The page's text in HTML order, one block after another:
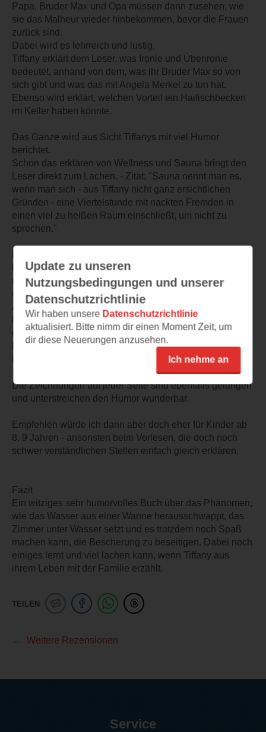
Papa, Bruder Max und Opa müssen dann zusehen, wie
sie das Malheur wieder hinbekommen, bevor die Frauen
zurück sind.
Dabei wird es lehrreich und lustig.
Tiffany erklärt dem Leser, was Ironie und Überironie
bedeutet, anhand von dem, was ihr Bruder Max so von
sich gibt und was das mit Angela Merkel zu tun hat.
Ebenso wird erklärt, welchen Vorteil ein Haifischbecken
im Keller haben könnte.
Das Ganze wird aus Sicht Tiffanys mit viel Humor
berichtet.
Schon das erklären von Wellness und Sauna bringt den
Leser direkt zum Lachen. - Zitat: "Sauna nennt man es,
wenn man sich - aus Tiffany nicht ganz ersichtlichen
Gründen - eine Viertelstunde mit nackten Fremden in
einen viel zu heißen Raum einschließt, um nicht zu
sprechen."
lernen die Kinder noch so einiges - auch wenn es für
noch relativ kleine Kinder eventuell noch nicht ganz so
einfach zu verstehen sein wird.
Aber beim mehrmaligen Vorlesen oder erstem selber
lesen wird sich der Hauptteil der Geschichte den Kindern
doch erschließen.
Die Sprach ist kindgerecht humorvoll, aus Kindersicht
Die Zeichnungen auf jeder Seite sind ebenfalls gelungen
und unterstreichen den Humor wunderbar.
Empfehlen würde ich dann aber doch eher für Kinder ab
8, 9 Jahren - ansonsten beim Vorlesen, die doch noch
schwer verständlichen Stellen einfach gleich erklären.
Fazit
Ein witziges sehr humorvolles Buch über das Phänomen,
wie das Wasser aus einer Wanne herausschwappt, das
Zimmer unter Wasser setzt und es trotzdem noch Spaß
machen kann, die Bescherung zu beseitigen. Dabei noch
einiges lernt und viel lachen kann, wenn Tiffany aus
ihrem Leben mit der Familie erzählt.
TEILEN
Weitere Rezensionen
Update zu unseren
Nutzungsbedingungen und unserer
Datenschutzrichtlinie
Wir haben unsere Datenschutzrichtlinie
aktualisiert. Bitte nimm dir einen Moment Zeit, um
dir diese Neuerungen anzusehen.
Ich nehme an
Service